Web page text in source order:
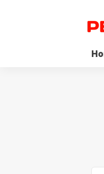
di Sultra Dapat Asimilasi dari